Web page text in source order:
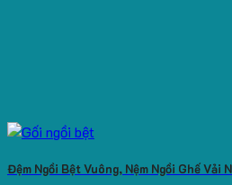
Đệm Ngồi Bệt Vuông, Nệm Ngồi Ghế Vải